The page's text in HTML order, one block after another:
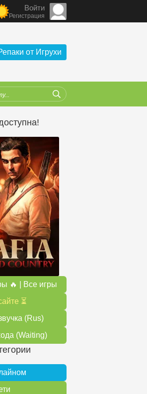
Войти
Регистрация
от Игрухи
🔥 | Все игры
⏳
(Rus)
(Waiting)